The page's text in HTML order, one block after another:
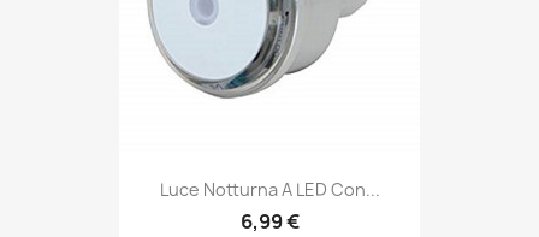
Luce Notturna A LED Con...
6,99 €